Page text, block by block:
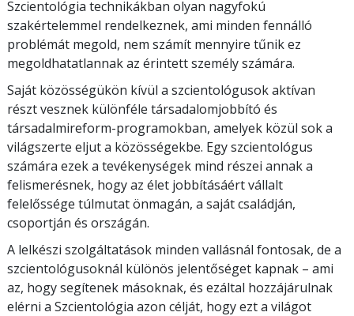
Szcientológia technikákban olyan nagyfokú
szakértelemmel rendelkeznek, ami minden fennálló
problémát megold, nem számít mennyire tűnik ez
megoldhatatlannak az érintett személy számára.
Saját közösségükön kívül a szcientológusok aktívan
részt vesznek különféle társadalomjobbító és
társadalmireform-programokban, amelyek közül sok a
világszerte eljut a közösségekbe. Egy szcientológus
számára ezek a tevékenységek mind részei annak a
felismerésnek, hogy az élet jobbításáért vállalt
felelőssége túlmutat önmagán, a saját családján,
csoportján és országán.
A lelkészi szolgáltatások minden vallásnál fontosak, de a
szcientológusoknál különös jelentőséget kapnak – ami
az, hogy segítenek másoknak, és ezáltal hozzájárulnak
elérni a Szcientológia azon célját, hogy ezt a világot